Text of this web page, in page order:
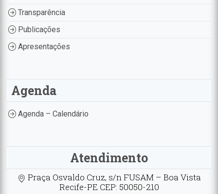
Transparência
Publicações
Apresentações
Agenda
Agenda – Calendário
Atendimento
Praça Osvaldo Cruz, s/n FUSAM – Boa Vista
Recife-PE CEP: 50050-210